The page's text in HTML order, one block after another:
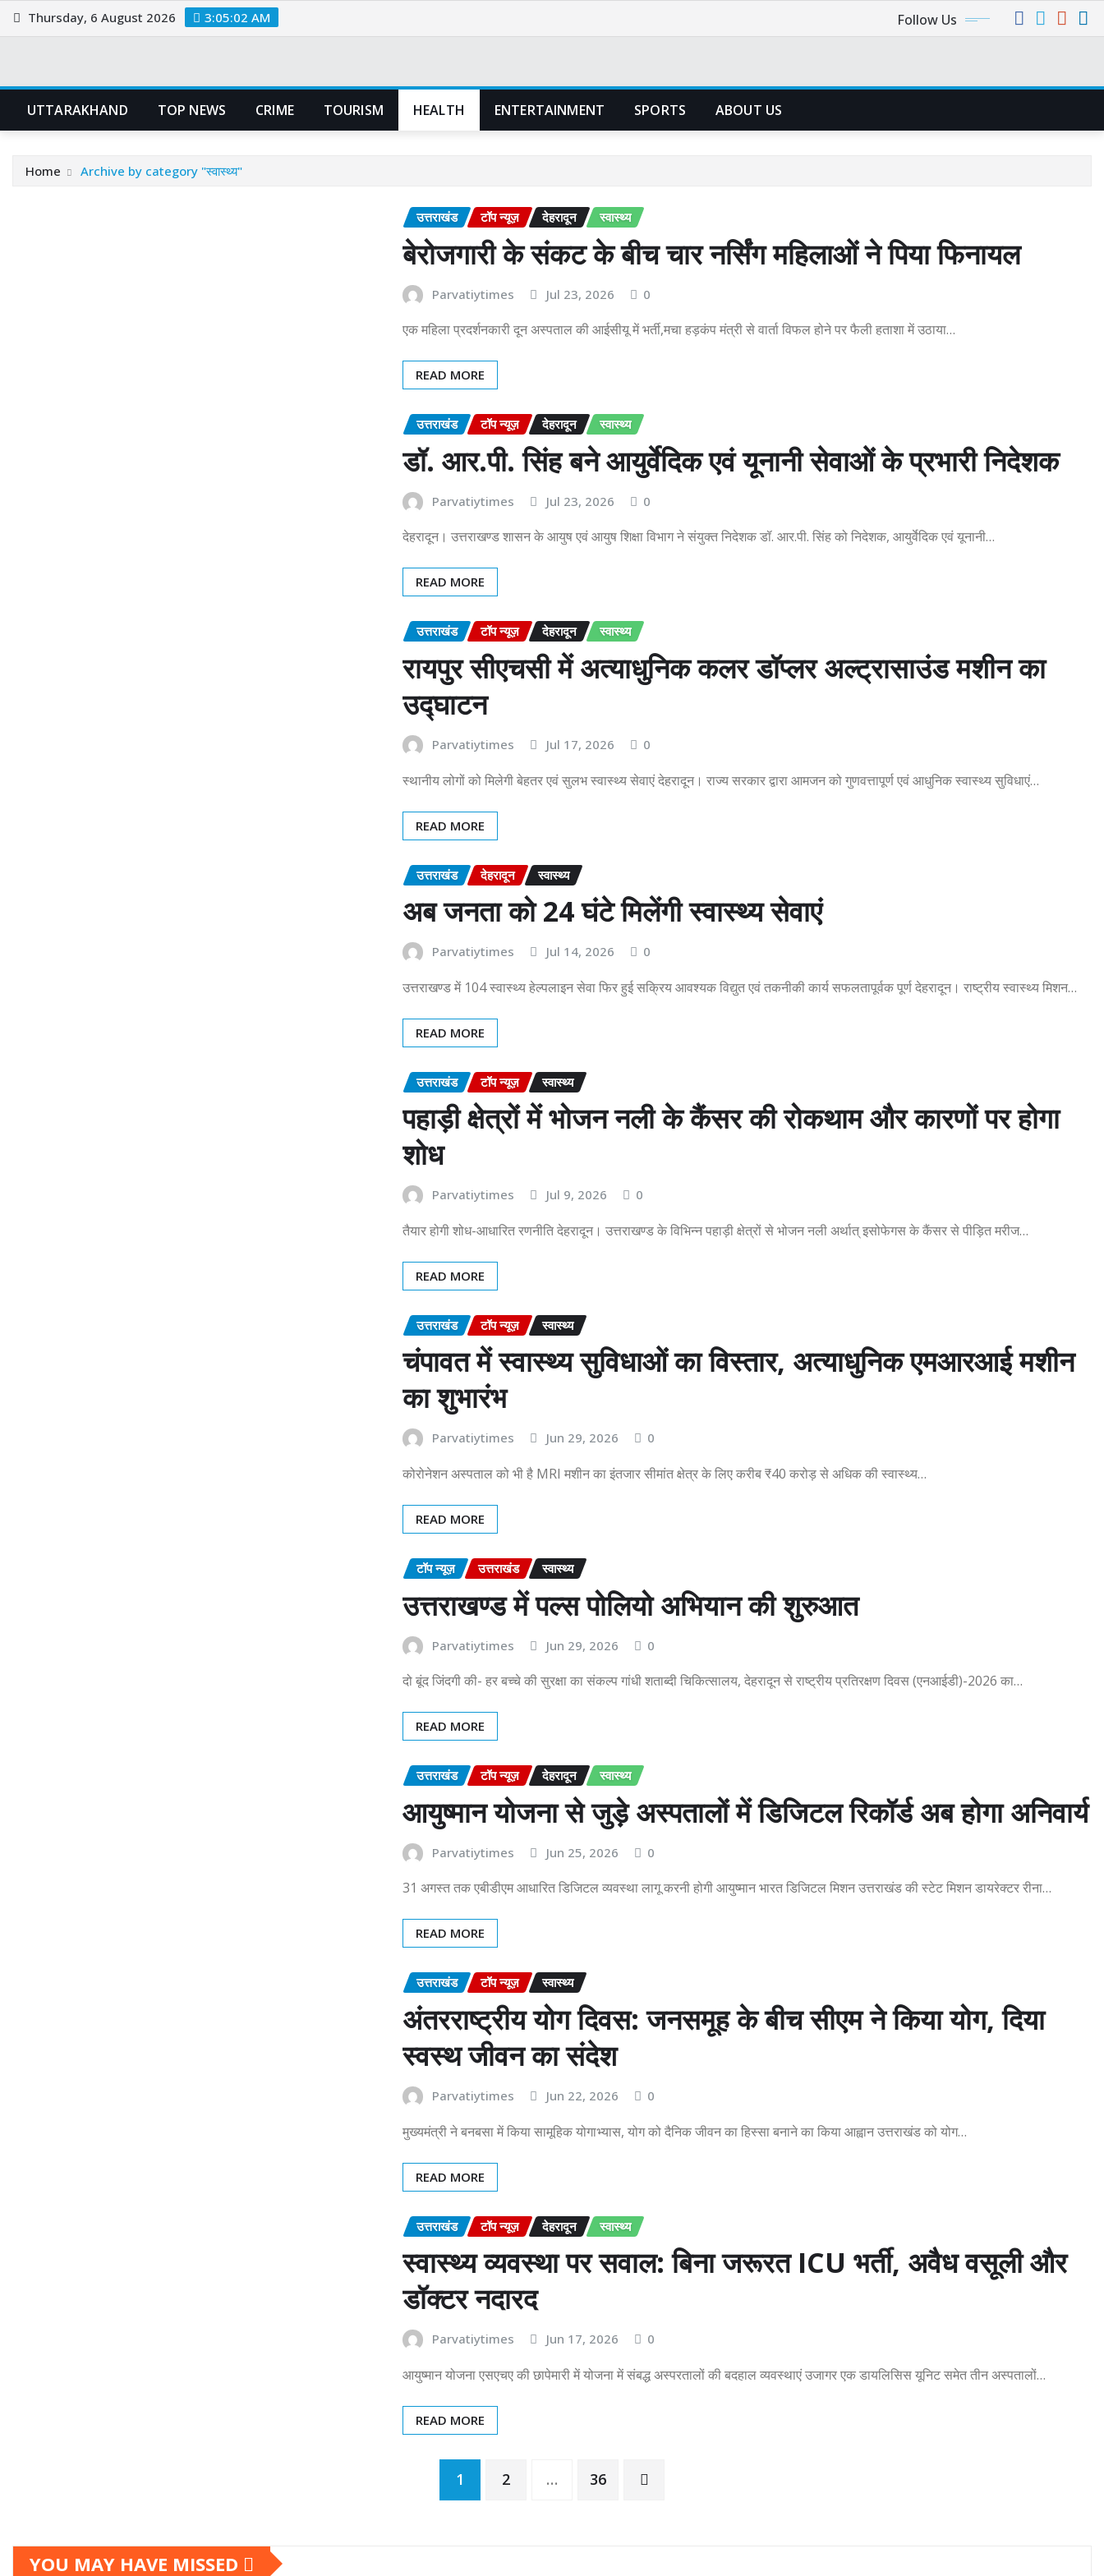
Skip
to
Thursday, 6 August 2026 3:05:02 AM Follow Us
UTTARAKHAND TOP NEWS CRIME TOURISM HEALTH ENTERTAINMENT SPORTS ABOUT US
Home Archive by category "स्वास्थ्य"
उत्तराखंड टॉप न्यूज़ देहरादून स्वास्थ्य
बेरोजगारी के संकट के बीच चार नर्सिंग महिलाओं ने पिया फिनायल
Parvatiytimes Jul 23, 2026 0
एक महिला प्रदर्शनकारी दून अस्पताल की आईसीयू में भर्ती,मचा हड़कंप मंत्री से वार्ता विफल होने पर फैली हताशा में उठाया…
READ MORE
उत्तराखंड टॉप न्यूज़ देहरादून स्वास्थ्य
डॉ. आर.पी. सिंह बने आयुर्वेदिक एवं यूनानी सेवाओं के प्रभारी निदेशक
Parvatiytimes Jul 23, 2026 0
देहरादून। उत्तराखण्ड शासन के आयुष एवं आयुष शिक्षा विभाग ने संयुक्त निदेशक डॉ. आर.पी. सिंह को निदेशक, आयुर्वेदिक एवं यूनानी…
READ MORE
उत्तराखंड टॉप न्यूज़ देहरादून स्वास्थ्य
रायपुर सीएचसी में अत्याधुनिक कलर डॉप्लर अल्ट्रासाउंड मशीन का
उद्घाटन
Parvatiytimes Jul 17, 2026 0
स्थानीय लोगों को मिलेगी बेहतर एवं सुलभ स्वास्थ्य सेवाएं देहरादून। राज्य सरकार द्वारा आमजन को गुणवत्तापूर्ण एवं आधुनिक स्वास्थ्य सुविधाएं…
READ MORE
उत्तराखंड देहरादून स्वास्थ्य
अब जनता को 24 घंटे मिलेंगी स्वास्थ्य सेवाएं
Parvatiytimes Jul 14, 2026 0
उत्तराखण्ड में 104 स्वास्थ्य हेल्पलाइन सेवा फिर हुई सक्रिय आवश्यक विद्युत एवं तकनीकी कार्य सफलतापूर्वक पूर्ण देहरादून। राष्ट्रीय स्वास्थ्य मिशन…
READ MORE
उत्तराखंड टॉप न्यूज़ स्वास्थ्य
पहाड़ी क्षेत्रों में भोजन नली के कैंसर की रोकथाम और कारणों पर होगा
शोध
Parvatiytimes Jul 9, 2026 0
तैयार होगी शोध-आधारित रणनीति देहरादून। उत्तराखण्ड के विभिन्न पहाड़ी क्षेत्रों से भोजन नली अर्थात् इसोफेगस के कैंसर से पीड़ित मरीज…
READ MORE
उत्तराखंड टॉप न्यूज़ स्वास्थ्य
चंपावत में स्वास्थ्य सुविधाओं का विस्तार, अत्याधुनिक एमआरआई मशीन
का शुभारंभ
Parvatiytimes Jun 29, 2026 0
कोरोनेशन अस्पताल को भी है MRI मशीन का इंतजार सीमांत क्षेत्र के लिए करीब ₹40 करोड़ से अधिक की स्वास्थ्य…
READ MORE
टॉप न्यूज़ उत्तराखंड स्वास्थ्य
उत्तराखण्ड में पल्स पोलियो अभियान की शुरुआत
Parvatiytimes Jun 29, 2026 0
दो बूंद जिंदगी की- हर बच्चे की सुरक्षा का संकल्प गांधी शताब्दी चिकित्सालय, देहरादून से राष्ट्रीय प्रतिरक्षण दिवस (एनआईडी)-2026 का…
READ MORE
उत्तराखंड टॉप न्यूज़ देहरादून स्वास्थ्य
आयुष्मान योजना से जुड़े अस्पतालों में डिजिटल रिकॉर्ड अब होगा अनिवार्य
Parvatiytimes Jun 25, 2026 0
31 अगस्त तक एबीडीएम आधारित डिजिटल व्यवस्था लागू करनी होगी आयुष्मान भारत डिजिटल मिशन उत्तराखंड की स्टेट मिशन डायरेक्टर रीना…
READ MORE
उत्तराखंड टॉप न्यूज़ स्वास्थ्य
अंतरराष्ट्रीय योग दिवस: जनसमूह के बीच सीएम ने किया योग, दिया
स्वस्थ जीवन का संदेश
Parvatiytimes Jun 22, 2026 0
मुख्यमंत्री ने बनबसा में किया सामूहिक योगाभ्यास, योग को दैनिक जीवन का हिस्सा बनाने का किया आह्वान उत्तराखंड को योग…
READ MORE
उत्तराखंड टॉप न्यूज़ देहरादून स्वास्थ्य
स्वास्थ्य व्यवस्था पर सवाल: बिना जरूरत ICU भर्ती, अवैध वसूली और
डॉक्टर नदारद
Parvatiytimes Jun 17, 2026 0
आयुष्मान योजना एसएचए की छापेमारी में योजना में संबद्ध अस्परतालों की बदहाल व्यवस्थाएं उजागर एक डायलिसिस यूनिट समेत तीन अस्पतालों…
READ MORE
1 2 … 36
YOU MAY HAVE MISSED